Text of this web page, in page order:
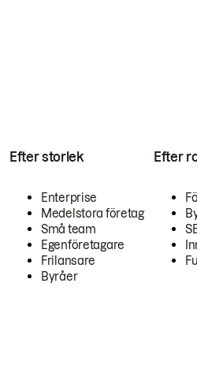
Efter storlek
Enterprise
Medelstora företag
Små team
Egenföretagare
Frilansare
Byråer
Efter